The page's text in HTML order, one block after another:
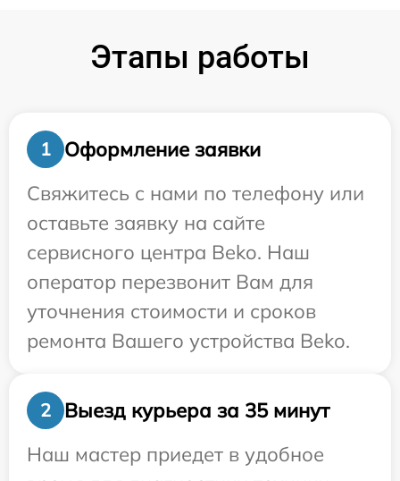
Этапы работы
1
Оформление заявки
Свяжитесь с нами по телефону или
оставьте заявку на сайте
сервисного центра Beko. Наш
оператор перезвонит Вам для
уточнения стоимости и сроков
ремонта Вашего устройства Beko.
2
Выезд курьера за 35 минут
Наш мастер приедет в удобное